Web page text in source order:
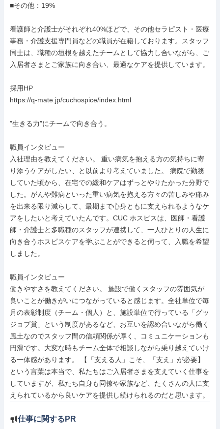
■その他：19%
看護師と介護士がそれぞれ40%ほどで、その他セラピスト・医療
事務・介護支援専門員などの職員が在籍しております。スタッフ
同士は、職種の垣根を越えたチームとして協力し合いながら、ご
入居者さまとご家族に向き合い、最適なケアを提供しています。
採用HP
https://q-mate.jp/cuchospice/index.html
”生きる力”にチームで向き合う。
職員インタビュー
入社理由を教えてください。 重い病気を抱える方の気持ちに寄
り添うケアがしたい、と以前より考えていました。 病院で勤務
していた頃から、在宅での緩和ケアはずっとやりたかった分野で
した。がんや難病といった重い病気を抱える方々の苦しみや痛み
を出来る限り減らして、最期まで心身ともに支えられるようなケ
アをしたいと考えていたんです。CUC ホスピスは、医師・看護
師・介護士と多職種のスタッフが連携して、一人ひとりの人生に
向き合うホスピスケアを学ぶことができると伺って、入職を希望
しました。
職員インタビュー
働きやすさを教えてください。 施設で働くスタッフの雰囲気が
良いことが働きがいにつながっていると感じます。全社単位で毎
月の表彰制度（チーム・個人）と、施設単位で行っている「グッ
ジョブ賞」という制度があるなど、お互いを認め合いながら働く
風土なのでスタッフ間の信頼関係が厚く、コミュニケーションも
円滑です。大変な時もチーム全体で相談しながら乗り越えていけ
る一体感があります。 【「支える人」こそ、「支え」が必要】
という言葉は本当で、私たちはご入居者さまを支えていく仕事を
していますが、私たち自身も同僚や家族など、たくさんの人に支
えられているから良いケアを提供し続けられるのだと思います。
仕事に関するPR